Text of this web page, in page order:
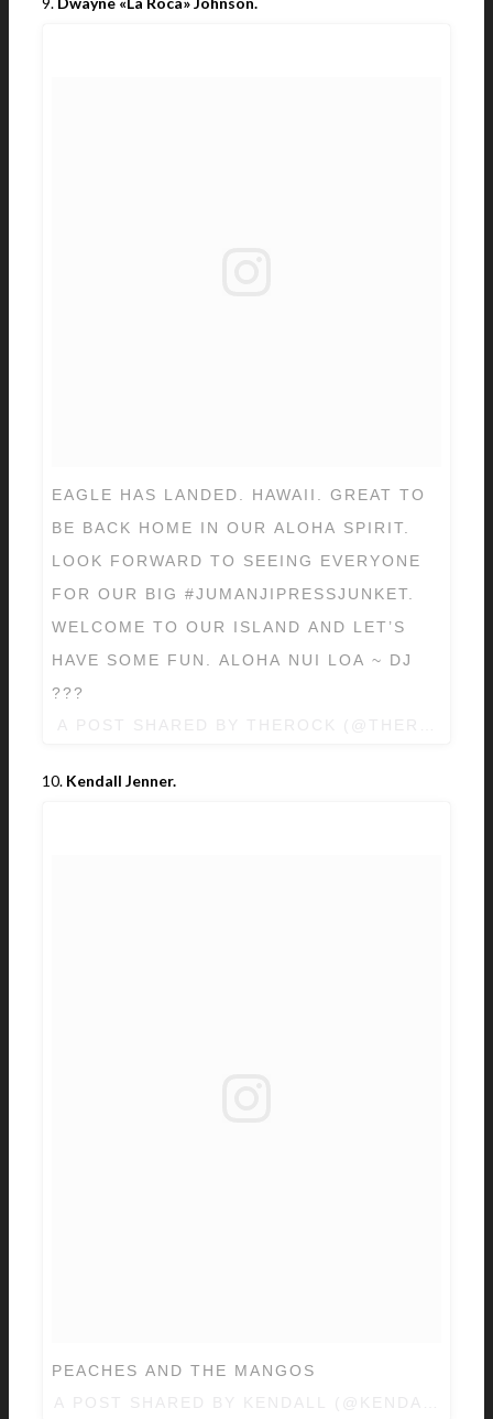
EAGLE HAS LANDED. HAWAII. GREAT TO
BE BACK HOME IN OUR ALOHA SPIRIT.
LOOK FORWARD TO SEEING EVERYONE
FOR OUR BIG #JUMANJIPRESSJUNKET.
WELCOME TO OUR ISLAND AND LET’S
HAVE SOME FUN. ALOHA NUI LOA ~ DJ
???
10. Kendall Jenner.
PEACHES AND THE MANGOS